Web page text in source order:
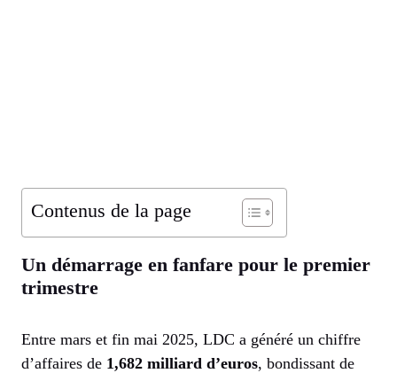
Contenus de la page
Un démarrage en fanfare pour le premier
trimestre
Entre mars et fin mai 2025, LDC a généré un chiffre
d’affaires de 1,682 milliard d’euros, bondissant de